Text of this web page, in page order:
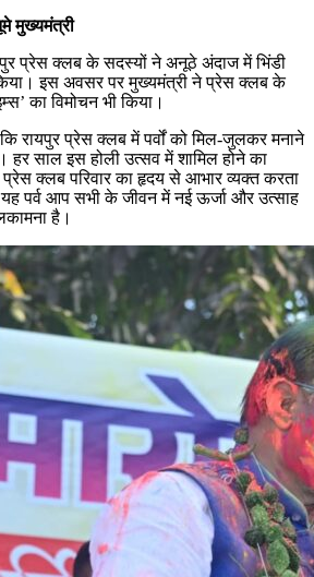
मुख्यमंत्री
प्रेस क्लब के सदस्यों ने अनूठे अंदाज में भिंडी
इस अवसर पर मुख्यमंत्री ने प्रेस क्लब के
का विमोचन भी किया।
रायपुर प्रेस क्लब में पर्वों को मिल-जुलकर मनाने
हर साल इस होली उत्सव में शामिल होने का
क्लब परिवार का हृदय से आभार व्यक्त करता
पर्व आप सभी के जीवन में नई ऊर्जा और उत्साह
है।